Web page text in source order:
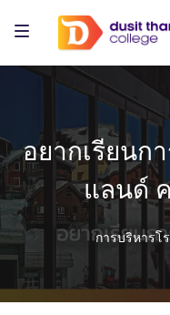
อยากเรียนก
แลนด์
การบริหารโ